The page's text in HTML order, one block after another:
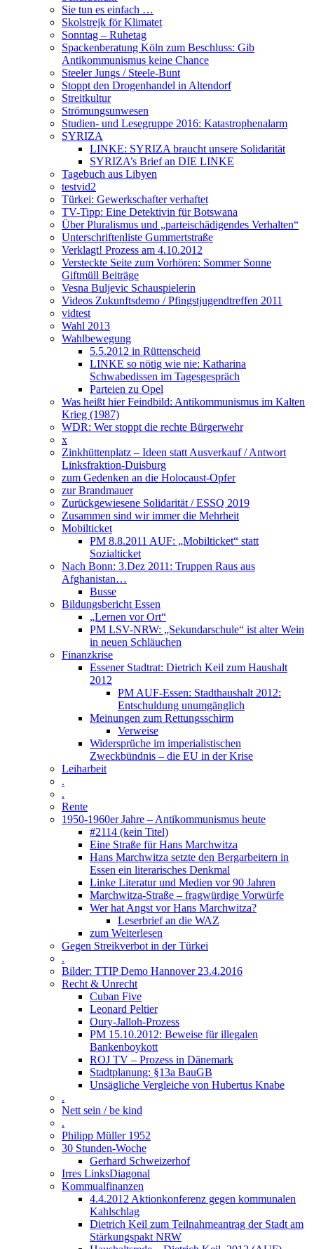
Sie tun es einfach …
Skolstrejk för Klimatet
Sonntag – Ruhetag
Spackenberatung Köln zum Beschluss: Gib
Antikommunismus keine Chance
Steeler Jungs / Steele-Bunt
Stoppt den Drogenhandel in Altendorf
Streitkultur
Strömungsunwesen
Studien- und Lesegruppe 2016: Katastrophenalarm
SYRIZA
LINKE: SYRIZA braucht unsere Solidarität
SYRIZA’s Brief an DIE LINKE
Tagebuch aus Libyen
testvid2
Türkei: Gewerkschafter verhaftet
TV-Tipp: Eine Detektivin für Botswana
Über Pluralismus und „parteischädigendes Verhalten“
Unterschriftenliste Gummertstraße
Verklagt! Prozess am 4.10.2012
Versteckte Seite zum Vorhören: Sommer Sonne
Giftmüll Beiträge
Vesna Buljevic Schauspielerin
Videos Zukunftsdemo / Pfingstjugendtreffen 2011
vidtest
Wahl 2013
Wahlbewegung
5.5.2012 in Rüttenscheid
LINKE so nötig wie nie: Katharina
Schwabedissen im Tagesgespräch
Parteien zu Opel
Was heißt hier Feindbild: Antikommunismus im Kalten
Krieg (1987)
WDR: Wer stoppt die rechte Bürgerwehr
x
Zinkhüttenplatz – Ideen statt Ausverkauf / Antwort
Linksfraktion-Duisburg
zum Gedenken an die Holocaust-Opfer
zur Brandmauer
Zurückgewiesene Solidarität / ESSQ 2019
Zusammen sind wir immer die Mehrheit
Mobilticket
PM 8.8.2011 AUF: „Mobilticket“ statt
Sozialticket
Nach Bonn: 3.Dez 2011: Truppen Raus aus
Afghanistan…
Busse
Bildungsbericht Essen
„Lernen vor Ort“
PM LSV-NRW: „Sekundarschule“ ist alter Wein
in neuen Schläuchen
Finanzkrise
Essener Stadtrat: Dietrich Keil zum Haushalt
2012
PM AUF-Essen: Stadthaushalt 2012:
Entschuldung unumgänglich
Meinungen zum Rettungsschirm
Verweise
Widersprüche im imperialistischen
Zweckbündnis – die EU in der Krise
Leiharbeit
.
.
Rente
1950-1960er Jahre – Antikommunismus heute
#2114 (kein Titel)
Eine Straße für Hans Marchwitza
Hans Marchwitza setzte den Bergarbeitern in
Essen ein literarisches Denkmal
Linke Literatur und Medien vor 90 Jahren
Marchwitza-Straße – fragwürdige Vorwürfe
Wer hat Angst vor Hans Marchwitza?
Leserbrief an die WAZ
zum Weiterlesen
Gegen Streikverbot in der Türkei
.
Bilder: TTIP Demo Hannover 23.4.2016
Recht & Unrecht
Cuban Five
Leonard Peltier
Oury-Jalloh-Prozess
PM 15.10.2012: Beweise für illegalen
Bankenboykott
ROJ TV – Prozess in Dänemark
Stadtplanung: §13a BauGB
Unsägliche Vergleiche von Hubertus Knabe
.
Nett sein / be kind
.
Philipp Müller 1952
30 Stunden-Woche
Gerhard Schweizerhof
Irres LinksDiagonal
Kommualfinanzen
4.4.2012 Aktionkonferenz gegen kommunalen
Kahlschlag
Dietrich Keil zum Teilnahmeantrag der Stadt am
Stärkungspakt NRW